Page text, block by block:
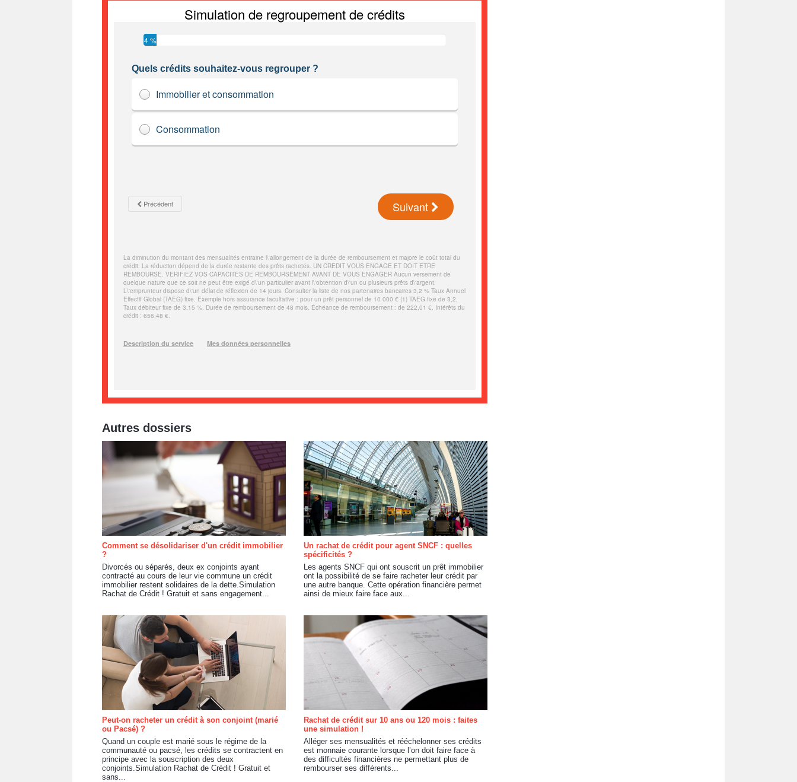
Autres dossiers
Comment se désolidariser d'un crédit immobilier
?
Divorcés ou séparés, deux ex conjoints ayant
contracté au cours de leur vie commune un crédit
immobilier restent solidaires de la dette.Simulation
Rachat de Crédit ! Gratuit et sans engagement...
Un rachat de crédit pour agent SNCF : quelles
spécificités ?
Les agents SNCF qui ont souscrit un prêt immobilier
ont la possibilité de se faire racheter leur crédit par
une autre banque. Cette opération financière permet
ainsi de mieux faire face aux...
Peut-on racheter un crédit à son conjoint (marié
ou Pacsé) ?
Quand un couple est marié sous le régime de la
communauté ou pacsé, les crédits se contractent en
principe avec la souscription des deux
conjoints.Simulation Rachat de Crédit ! Gratuit et
sans...
Rachat de crédit sur 10 ans ou 120 mois : faites
une simulation !
Alléger ses mensualités et rééchelonner ses crédits
est monnaie courante lorsque l’on doit faire face à
des difficultés financières ne permettant plus de
rembourser ses différents...